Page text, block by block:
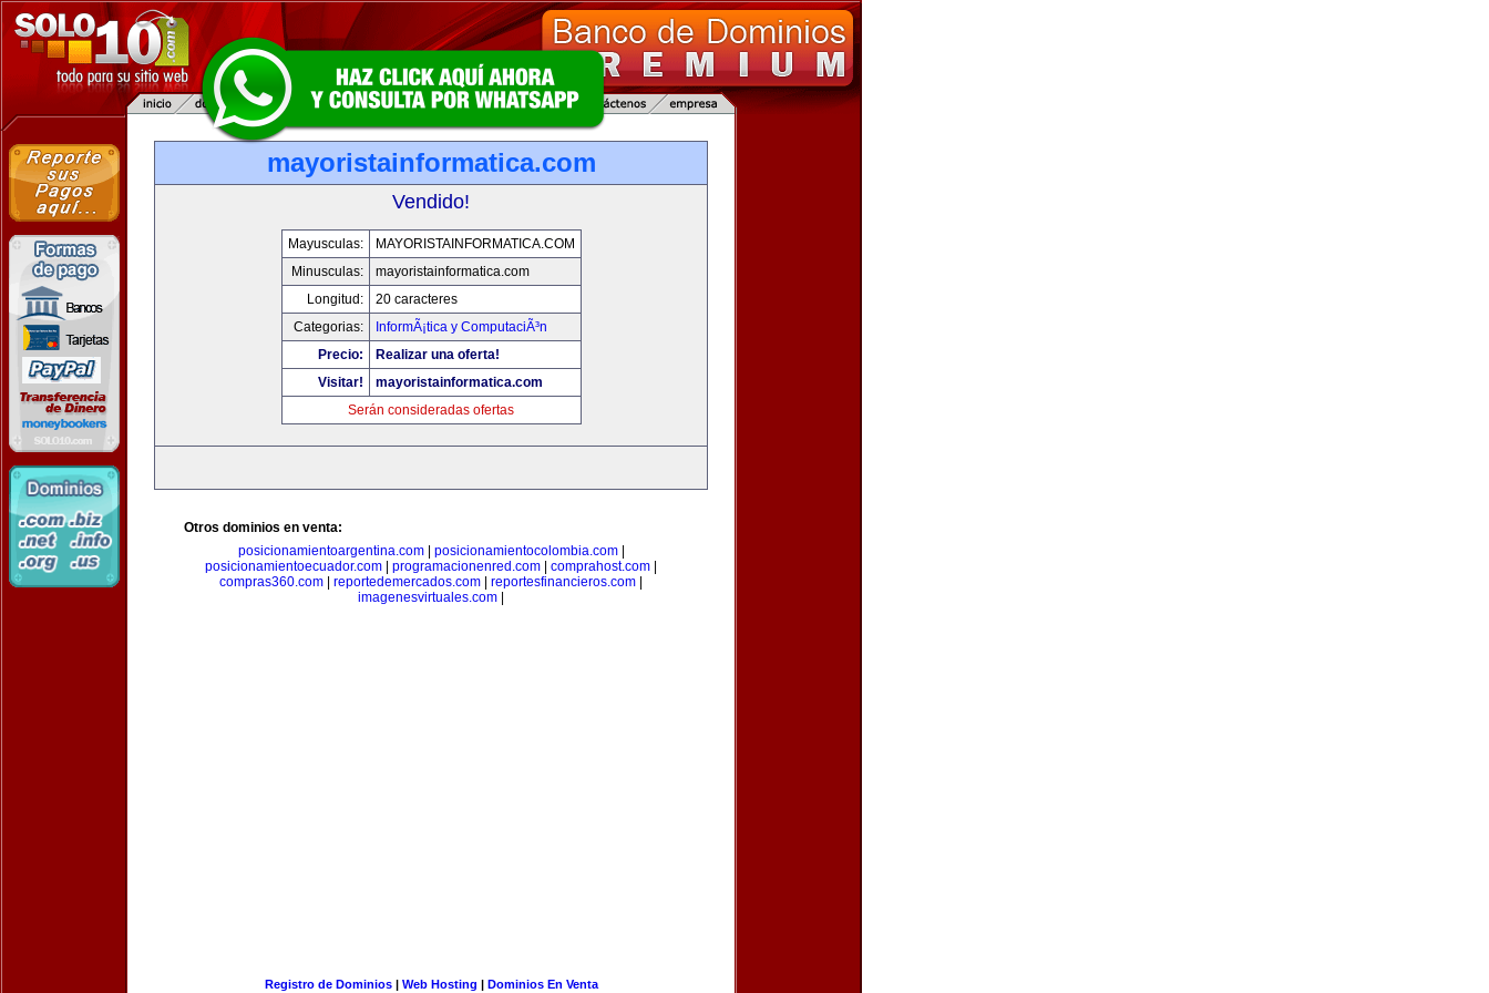
mayoristainformatica.com
Vendido!
Mayusculas:
MAYORISTAINFORMATICA.COM
Minusculas:
mayoristainformatica.com
Longitud:
20 caracteres
Categorias:
InformÃ¡tica y ComputaciÃ³n
Precio:
Realizar una oferta!
Visitar!
mayoristainformatica.com
Serán consideradas ofertas
Otros dominios en venta:
posicionamientoargentina.com| posicionamientocolombia.com|
posicionamientoecuador.com
programacionenred.com comprahost.com
compras360.com
reportedemercados.com reportesfinancieros.com
imagenesvirtuales.com
Registro de Dominios| Web Hosting | Dominios En Venta